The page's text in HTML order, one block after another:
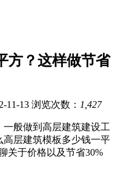
方？这样做节省
11-13 浏览次数： 1,427
般做到高层建筑建设工
层建筑模板多少钱一平
关于价格以及节省30%